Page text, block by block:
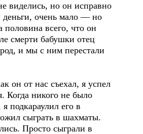
виделись, но он исправно
деньги, очень мало — но
половина всего, что он
смерти бабушки отец
и мы с ним перестали
он от нас съехал, я успел
Когда никого не было
подкараулил его в
сыграть в шахматы.
Просто сыграли в